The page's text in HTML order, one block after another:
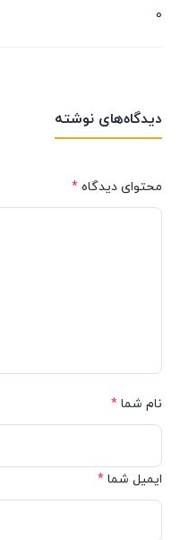
0
دیدگاه‌های نوشته
محتوای دیدگاه *
نام شما *
ایمیل شما *